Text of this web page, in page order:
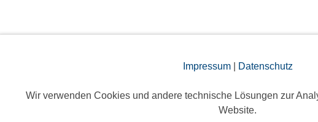
Impressum| Datenschutz
Wir verwenden Cookies und andere technische Lösungen zur
Website.
Events am
am Scharmützelsee